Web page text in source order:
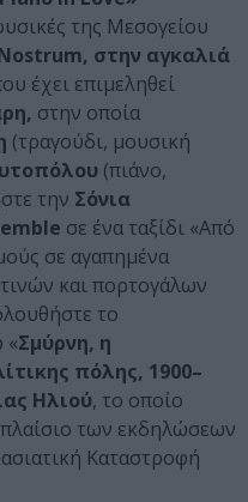
της Μεσογείου
, στην αγκαλιά
έχει επιμεληθεί
στην οποία
(τραγούδι, μουσική
(πιάνο,
την Σόνια
σε ένα ταξίδι «Από
σε αγαπημένα
και πορτογάλων
το
«Σμύρνη, η
πόλης, 1900–
Ηλιού, το οποίο
των εκδηλώσεων
Καταστροφή